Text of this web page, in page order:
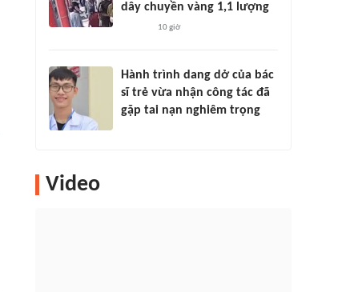
dây chuyền vàng 1,1 lượng
10 giờ
Hành trình dang dở của bác
sĩ trẻ vừa nhận công tác đã
gặp tai nạn nghiêm trọng
Video